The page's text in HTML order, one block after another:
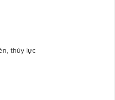
thủy lực